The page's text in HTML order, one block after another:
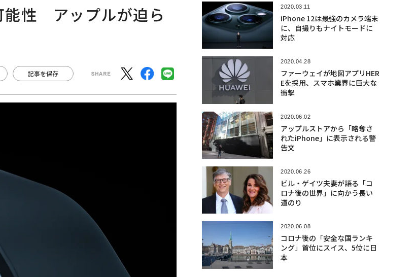
能性 アップルが迫ら
記事を保存
2020.03.11
iPhone 12は最強のカメラ端末
に、自撮りもナイトモードに
対応
2020.04.28
ファーウェイが地図アプリHER
Eを採用、スマホ業界に巨大な
衝撃
2020.06.02
アップルストアから「略奪さ
れたiPhone」に表示される警
告文
2020.06.26
ビル・ゲイツ夫妻が語る「コ
ロナ後の世界」に向かう長い
道のり
2020.06.08
コロナ後の「安全な国ランキ
ング」首位にスイス、5位に日
本